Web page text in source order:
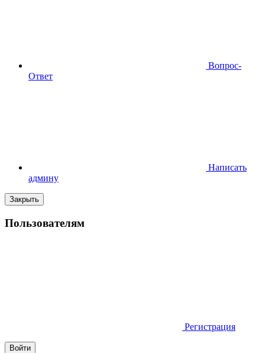
Вопрос-
Ответ
Написать
админу
Закрыть
Пользователям
Регистрация